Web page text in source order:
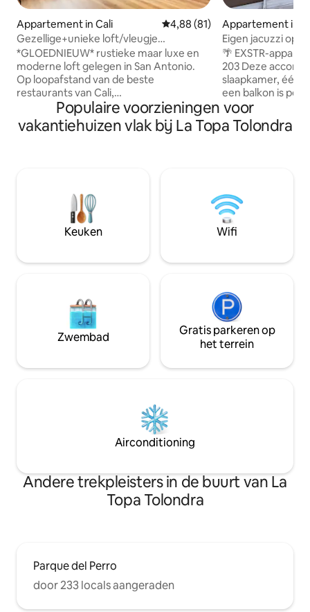
Appartement in Cali Gemiddelde beoordeling van
4,88 (81)
Gezellige+unieke loft/vleugje
natuur/snelle wifi
*GLOEDNIEUW* rustieke maar luxe en
moderne loft gelegen in San Antonio.
Op loopafstand van de beste
restaurants van Cali,
topbars/nachtclubs! Deze chique loft is
centraal gelegen in de beroemde
artistieke en koloniale buurt van San
wasmachine, smart-tv en meer! Als je op
zoek bent naar een echte culturele
stedelijke ervaring, met alle
voorzieningen en comfort, dan is dit
Appartement in
Eigen jacuzzi op
loopafstand van
🌴 EXSTR-
203 Deze accommodatie met één
slaapkamer, één
een balkon is
alleen, stellen of
badkamers
slaapkamer heeft
zeer beloopbaar
restaurants en
enkele minuten.
Antonio ligt op
Populaire voorzieningen voor
vakantiehuizen vlak bij La Topa Tolondra
Keuken Wifi
Zwembad
Gratis parkeren op
het terrein
Airconditioning
Andere trekpleisters in de buurt van La
Topa Tolondra
Parque del Perro
door 233 locals aangeraden